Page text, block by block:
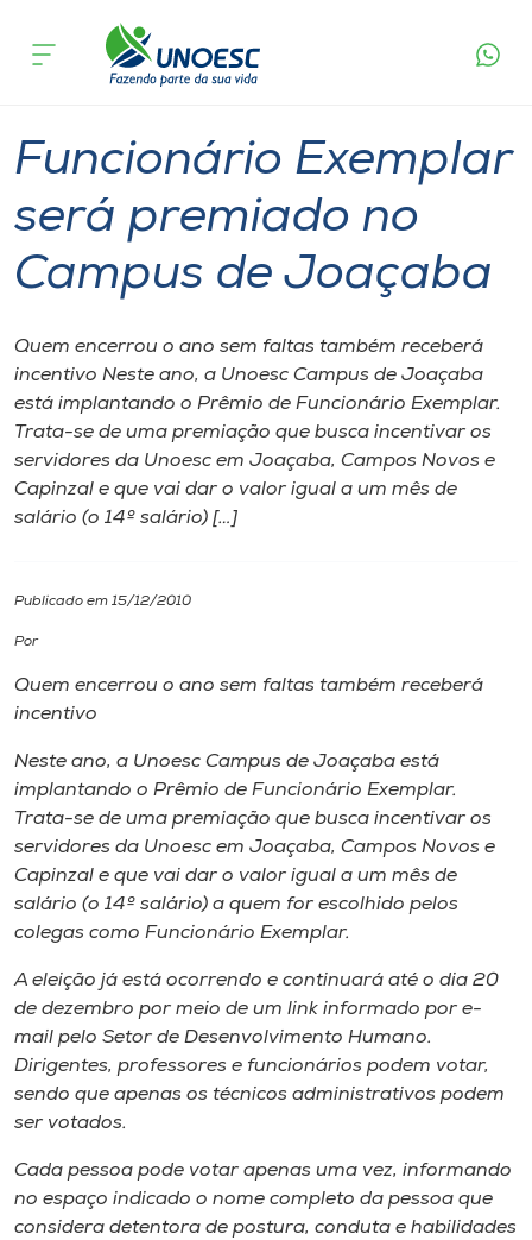
Cursos
Atendimento ao Estudante
Portal de Ensino
A
Internacionalização
Cultura
CPA
Biblioteca
Editora
Rádio
Museu
Store
acontece
Funcionário Exemplar
será premiado no
Campus de Joaçaba
Quem encerrou o ano sem faltas também receberá
incentivo Neste ano, a Unoesc Campus de Joaçaba
está implantando o Prêmio de Funcionário Exemplar.
Trata-se de uma premiação que busca incentivar os
servidores da Unoesc em Joaçaba, Campos Novos e
Capinzal e que vai dar o valor igual a um mês de
salário (o 14º salário) […]
Publicado em 15/12/2010
Por
Quem encerrou o ano sem faltas também receberá
incentivo
Neste ano, a Unoesc Campus de Joaçaba está
implantando o Prêmio de Funcionário Exemplar.
Trata-se de uma premiação que busca incentivar os
servidores da Unoesc em Joaçaba, Campos Novos e
Capinzal e que vai dar o valor igual a um mês de
salário (o 14º salário) a quem for escolhido pelos
colegas como Funcionário Exemplar.
A eleição já está ocorrendo e continuará até o dia 20
de dezembro por meio de um link informado por e-
mail pelo Setor de Desenvolvimento Humano.
Dirigentes, professores e funcionários podem votar,
sendo que apenas os técnicos administrativos podem
ser votados.
Cada pessoa pode votar apenas uma vez, informando
no espaço indicado o nome completo da pessoa que
considera detentora de postura, conduta e habilidades